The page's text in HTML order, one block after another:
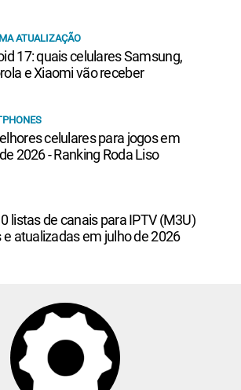
ATUALIZAÇÃO
17: quais celulares Samsung,
e Xiaomi vão receber
celulares para jogos em
2026 - Ranking Roda Liso
listas de canais para IPTV (M3U)
e atualizadas em julho de 2026